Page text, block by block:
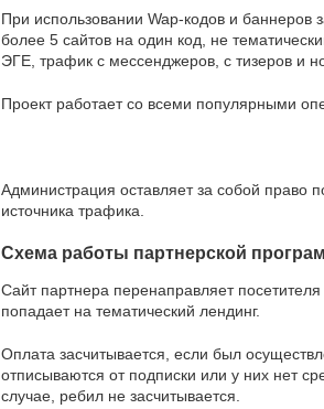
При использовании Wap-кодов и
более 5 сайтов на один код, не
ЭГЕ, трафик с мессенджеров, с тизеров и
Проект работает со всеми популярными
Администрация оставляет за собой право
источника трафика.
Схема работы партнерской
Сайт партнера перенаправляет
попадает на тематический лендинг.
Оплата засчитывается, если был
отписываются от подписки или у них нет
случае, ребил не засчитывается.